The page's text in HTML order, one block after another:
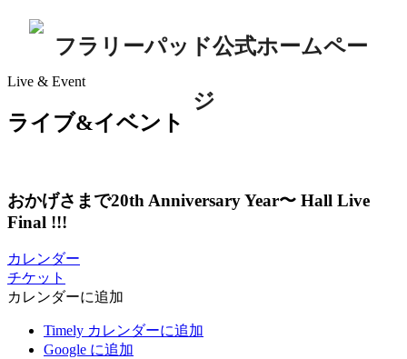
Live & Event
ライブ&イベント
おかげさまで20th Anniversary Year〜 Hall Live
Final !!!
カレンダー
チケット
カレンダーに追加
Timely カレンダーに追加
Google に追加